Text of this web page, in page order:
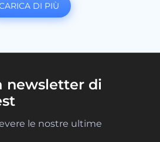
DI PIÙ
newsletter di
le nostre ultime